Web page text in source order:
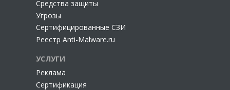
Cредства защиты
Угрозы
Сертифицированные СЗИ
Реестр Anti-Malware.ru
УСЛУГИ
Реклама
Сертификация